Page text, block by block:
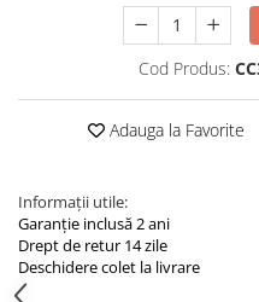
Cod Produs:
Adauga la Favorite
Informații utile:
Garanție inclusă 2 ani
Drept de retur 14 zile
Deschidere colet la livrare